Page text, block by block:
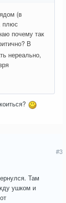
(в
плюс
почему так
В
нереально,
#3
Там
ушком и